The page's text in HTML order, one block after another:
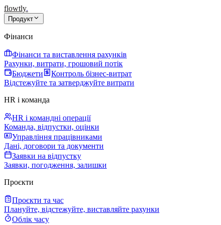
flowtly.
Продукт
Фінанси
Фінанси та виставлення рахунків
Рахунки, витрати, грошовий потік
Бюджети
Контроль бізнес-витрат
Відстежуйте та затверджуйте витрати
HR і команда
HR і командні операції
Команда, відпустки, оцінки
Управління працівниками
Дані, договори та документи
Заявки на відпустку
Заявки, погодження, залишки
Проєкти
Проєкти та час
Плануйте, відстежуйте, виставляйте рахунки
Облік часу